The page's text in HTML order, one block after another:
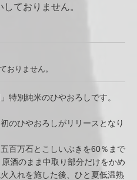
ておりません。
おりません。
特別純米のひやおろしです。
のひやおろしがリリースとなり
百万石とこしいぶきを60％まで
酒のまま中取り部分だけをかめ
入れを施した後、ひと夏低温熟